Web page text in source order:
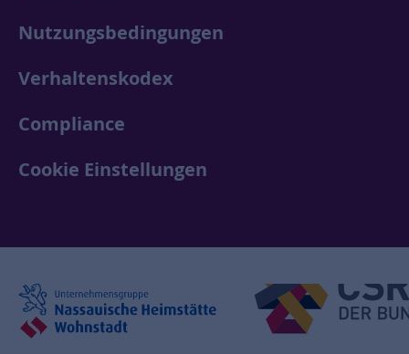
Nutzungsbedingungen
Verhaltenskodex
Compliance
Cookie Einstellungen